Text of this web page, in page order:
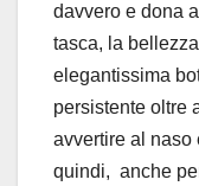
davvero e dona
tasca, la
elegantissima
persistente oltre
avvertire al naso
quindi, anche